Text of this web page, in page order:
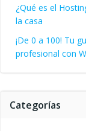
¿Qué es el
la casa
¡De 0 a 100! Tu
profesional con
Categorías